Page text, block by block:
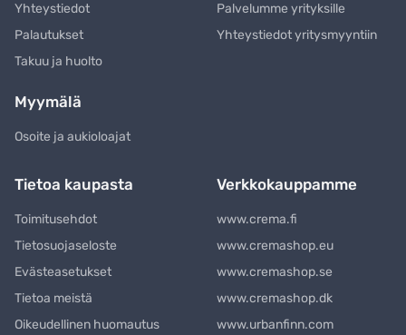
Yhteystiedot
Palautukset
Takuu ja huolto
Palvelumme yrityksille
Yhteystiedot yritysmyyntiin
Myymälä
Osoite ja aukioloajat
Tietoa kaupasta
Toimitusehdot
Tietosuojaseloste
Evästeasetukset
Tietoa meistä
Oikeudellinen huomautus
Verkkokauppamme
www.crema.fi
www.cremashop.eu
www.cremashop.se
www.cremashop.dk
www.urbanfinn.com